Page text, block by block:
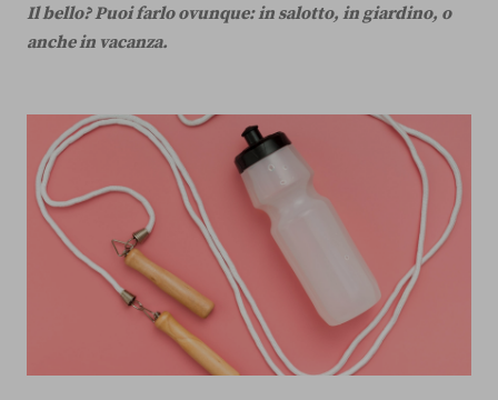
Il bello? Puoi farlo ovunque: in salotto, in giardino, o
anche in vacanza.